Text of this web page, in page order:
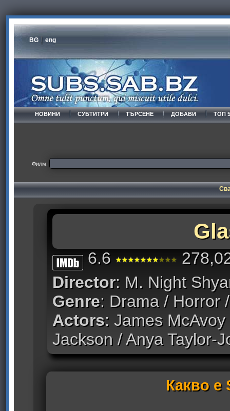
BG eng
НОВИНИ СУБТИТРИ ТЪРСЕНЕ ДОБАВИ ТОП
Филм:
6.6
Director: M. Night
Genre: Drama / Horror
Actors: James
Jackson / Anya Taylor-
Какво е